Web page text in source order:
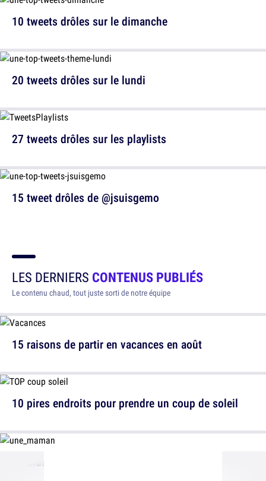
20 tweets drôles sur le lundi
15 tweet drôles de @jsuisgemo
10 tweets drôles sur le dimanche
27 tweets drôles sur les playlists
LES DERNIERS CONTENUS PUBLIÉS
Le contenu chaud, tout juste sorti de notre équipe
15 raisons de partir en vacances en août
10 illustrations sur le quotidien des gosses
10 pires endroits pour prendre un coup de soleil